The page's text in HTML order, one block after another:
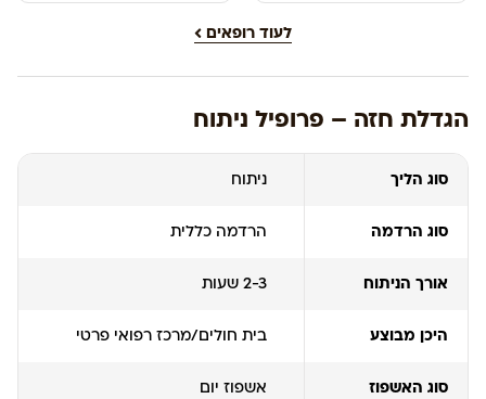
לעוד רופאים
הגדלת חזה – פרופיל ניתוח
סוג הליך ניתוח
סוג הרדמה הרדמה כללית
אורך הניתוח 2-3 שעות
היכן מבוצע בית חולים/מרכז רפואי פרטי
סוג האשפוז אשפוז יום